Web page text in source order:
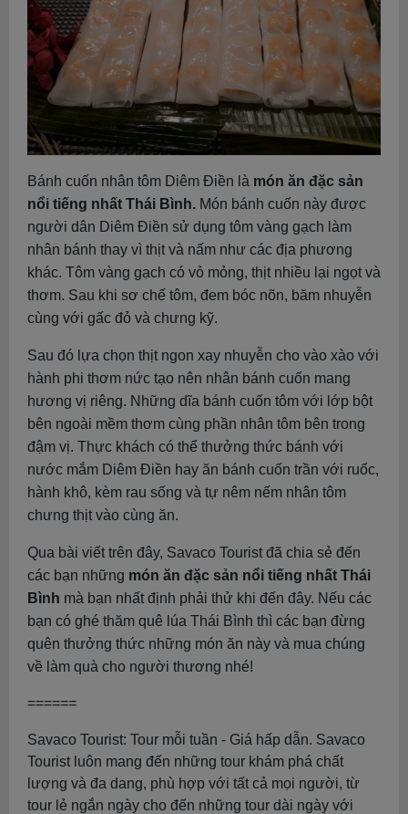
Bánh cuốn nhân tôm Diêm Điền là món ăn đặc sản
nổi tiếng nhất Thái Bình. Món bánh cuốn này được
người dân Diêm Điền sử dụng tôm vàng gạch làm
nhân bánh thay vì thịt và nấm như các địa phương
khác. Tôm vàng gạch có vỏ mỏng, thịt nhiều lại ngọt và
thơm. Sau khi sơ chế tôm, đem bóc nõn, băm nhuyễn
cùng với gấc đỏ và chưng kỹ.
Sau đó lựa chọn thịt ngon xay nhuyễn cho vào xào với
hành phi thơm nức tạo nên nhân bánh cuốn mang
hương vị riêng. Những dĩa bánh cuốn tôm với lớp bột
bên ngoài mềm thơm cùng phần nhân tôm bên trong
đậm vị. Thực khách có thể thưởng thức bánh với
nước mắm Diêm Điền hay ăn bánh cuốn trần với ruốc,
hành khô, kèm rau sống và tự nêm nếm nhân tôm
chưng thịt vào cùng ăn.
Qua bài viết trên đây, Savaco Tourist đã chia sẻ đến
các bạn những món ăn đặc sản nổi tiếng nhất Thái
Bình mà bạn nhất định phải thử khi đến đây. Nếu các
bạn có ghé thăm quê lúa Thái Bình thì các bạn đừng
quên thưởng thức những món ăn này và mua chúng
về làm quà cho người thương nhé!
======
Savaco Tourist: Tour mỗi tuần - Giá hấp dẫn. Savaco
Tourist luôn mang đến những tour khám phá chất
lượng và đa dang, phù hợp với tất cả mọi người, từ
tour lẻ ngắn ngày cho đến những tour dài ngày với